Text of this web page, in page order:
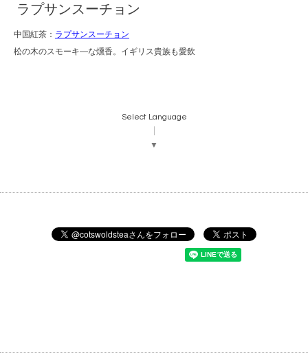
ラプサンスーチョン
中国紅茶： ラプサンスーチョン
松の木のスモーキ―な燻香。イギリス貴族も愛飲
Select Language
▼